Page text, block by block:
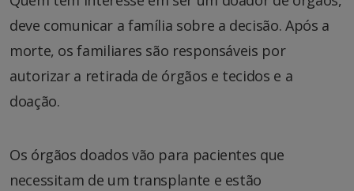
deve comunicar a família sobre a decisão. Após a
morte, os familiares são responsáveis por
autorizar a retirada de órgãos e tecidos e a
doação.
Os órgãos doados vão para pacientes que
necessitam de um transplante e estão